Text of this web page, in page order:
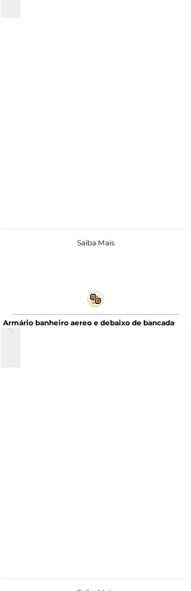
Saiba Mais
Armário banheiro aereo e debaixo de bancada